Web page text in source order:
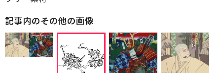
記事内のその他の画像